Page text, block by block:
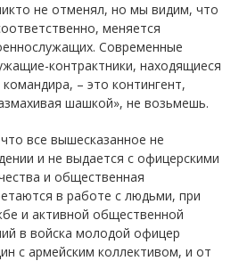
не отменял, но мы видим, что
меняется
Современные
контрактники, находящиеся
– это контингент,
шашкой», не возьмешь.
все вышесказанное не
и не выдается с офицерскими
и общественная
в работе с людьми, при
и активной общественной
в войска молодой офицер
с армейским коллективом, и от